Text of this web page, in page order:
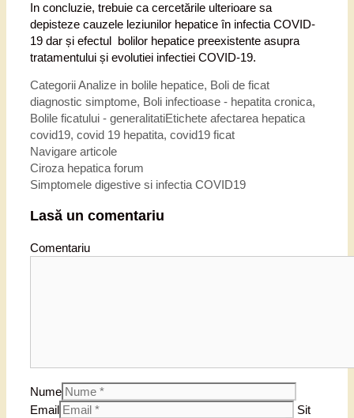
In concluzie, trebuie ca cercetările ulterioare sa
depisteze cauzele leziunilor hepatice în infectia COVID-
19 dar și efectul bolilor hepatice preexistente asupra
tratamentului și evolutiei infectiei COVID-19.
CategoriiAnalize in bolile hepatice, Boli de ficat
diagnostic simptome, Boli infectioase - hepatita cronica,
Bolile ficatului - generalitatiEtichete afectarea hepatica
covid19, covid 19 hepatita, covid19 ficat
Navigare articole
Ciroza hepatica forum
Simptomele digestive si infectia COVID19
Lasă un comentariu
Comentariu
Nume
Email
Sit